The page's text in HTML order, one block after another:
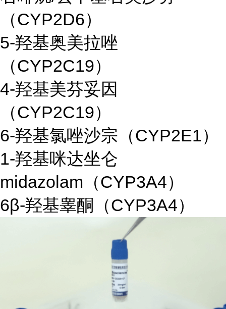
（CYP2D6）
5-羟基奥美拉唑
（CYP2C19）
4-羟基美芬妥因
（CYP2C19）
6-羟基氯唑沙宗（CYP2E1）
1-羟基咪达坐仑
midazolam（CYP3A4）
6β-羟基睾酮（CYP3A4）